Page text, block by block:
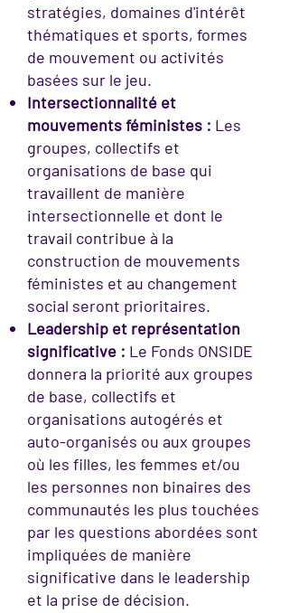
stratégies, domaines d'intérêt
thématiques et sports, formes
de mouvement ou activités
basées sur le jeu.
Intersectionnalité et
mouvements féministes : Les
groupes, collectifs et
organisations de base qui
travaillent de manière
intersectionnelle et dont le
travail contribue à la
construction de mouvements
féministes et au changement
social seront prioritaires.
Leadership et représentation
significative : Le Fonds ONSIDE
donnera la priorité aux groupes
de base, collectifs et
organisations autogérés et
auto-organisés ou aux groupes
où les filles, les femmes et/ou
les personnes non binaires des
communautés les plus touchées
par les questions abordées sont
impliquées de manière
significative dans le leadership
et la prise de décision.